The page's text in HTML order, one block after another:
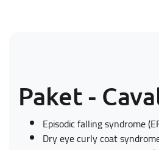
Paket -
Episodic falling syndrome
Dry eye curly coat